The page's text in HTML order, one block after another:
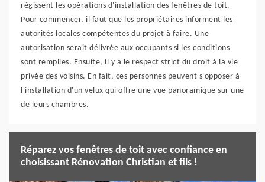
régissent les opérations d'installation des fenêtres de toit.
Pour commencer, il faut que les propriétaires informent les
autorités locales compétentes du projet à faire. Une
autorisation serait délivrée aux occupants si les conditions
sont remplies. Ensuite, il y a le respect strict du droit à la vie
privée des voisins. En fait, ces personnes peuvent s'opposer à
l'installation d'un velux qui offre une vue panoramique sur une
de leurs chambres.
Réparez vos fenêtres de toit avec confiance en
choisissant Rénovation Christian et fils !